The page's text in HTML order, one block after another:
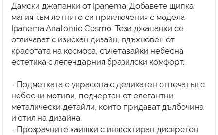
Дамски джапанки от Ipanema. Добавете щипка
магия към летните си приключения с модела
Ipanema Anatomic Cosmo. Тези джапанки се
отличават с изискан дизайн, вдъхновен от
красотата на космоса, съчетавайки небесна
естетика с легендарния бразилски комфорт.
- Подметката е украсена с деликатен отпечатък с
небесни мотиви, подчертан от елегантни
металически детайли, които придават дълбочина
и стил на дизайна.
- Прозрачните каишки с инжектиран дискретен